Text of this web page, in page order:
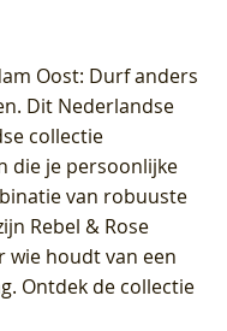
Oost: Durf anders
Dit Nederlandse
collectie
die je persoonlijke
van robuuste
Rebel & Rose
wie houdt van een
Ontdek de collectie